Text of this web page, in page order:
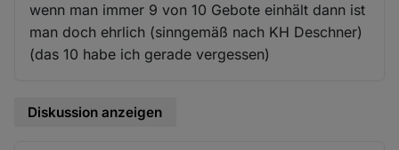
wenn man immer 9 von 10 Gebote einhält dann ist
man doch ehrlich (sinngemäß nach KH Deschner)
(das 10 habe ich gerade vergessen)
Diskussion anzeigen